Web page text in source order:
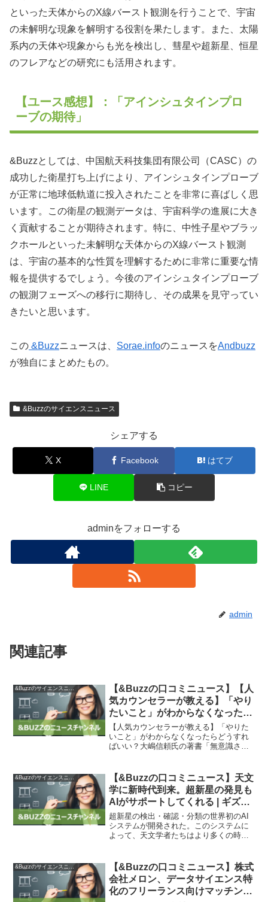
といった天体からのX線バースト観測を行うことで、宇宙
の未解明な現象を解明する役割を果たします。また、太陽
系内の天体や現象からも光を検出し、彗星や超新星、恒星
のフレアなどの研究にも活用されます。
【ユース感想】：「アインシュタインプロ
ーブの期待」
&Buzzとしては、中国航天科技集団有限公司（CASC）の
成功した衛星打ち上げにより、アインシュタインプローブ
が正常に地球低軌道に投入されたことを非常に喜ばしく思
います。この衛星の観測データは、宇宙科学の進展に大き
く貢献することが期待されます。特に、中性子星やブラッ
クホールといった未解明な天体からのX線バースト観測
は、宇宙の基本的な性質を理解するために非常に重要な情
報を提供するでしょう。今後のアインシュタインプローブ
の観測フェーズへの移行に期待し、その成果を見守ってい
きたいと思います。
この &Buzzニュースは、 Sorae.infoのニュースをAndbuzz
が独自にまとめたもの。
&Buzzのサイエンスニュース
シェアする
X Facebook はてブ
LINE コピー
adminをフォローする
admin
関連記事
&Buzzのサイエンスニュース
【&Buzzの口コミニュース】【人
気カウンセラーが教える】「やり
たいこと」がわからなくなったら
どうすればいい？ | 無意識さんの
力でぐっすり眠れる本 | ダイヤモ
ンド・オンライン
【人気カウンセラーが教える】「やりた
いこと」がわからなくなったらどうすれ
ばいい？大嶋信頼氏の著書「無意識さん
は多いという。その原因として「学習性
無力感」というものがあると...
&Buzzのサイエンスニュース
【&Buzzの口コミニュース】天文
学に新時代到来。超新星の発見も
AIがサポートしてくれる | ギズモ
ード・ジャパン
超新星の検出・確認・分類の世界初のAI
システムが開発された。このシステムに
よって、天文学者たちはより多くの時間
あるBright Transient Survey Bot...
&Buzzのサイエンスニュース
【&Buzzの口コミニュース】株式
会社メロン、データサイエンス特
化のフリーランス向けマッチング